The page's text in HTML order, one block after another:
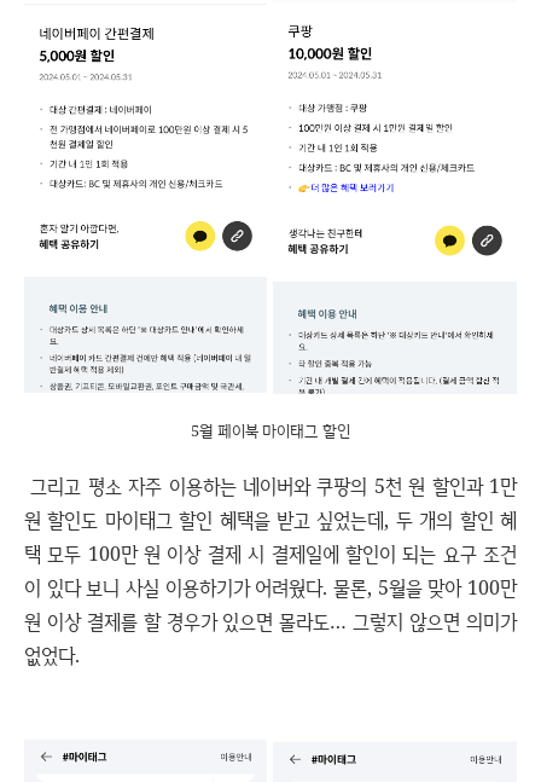
5월 페이북 마이태그 할인
그리고 평소 자주 이용하는 네이버와 쿠팡의 5천 원 할인과 1만
원 할인도 마이태그 할인 혜택을 받고 싶었는데, 두 개의 할인 혜
택 모두 100만 원 이상 결제 시 결제일에 할인이 되는 요구 조건
이 있다 보니 사실 이용하기가 어려웠다. 물론, 5월을 맞아 100만
원 이상 결제를 할 경우가 있으면 몰라도… 그렇지 않으면 의미가
없었다.